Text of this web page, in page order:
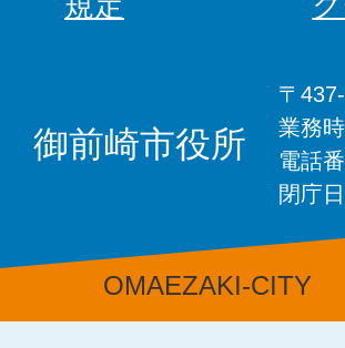
御前崎市役所
〒
業務
電話
閉庁
OMAEZAKI-CITY